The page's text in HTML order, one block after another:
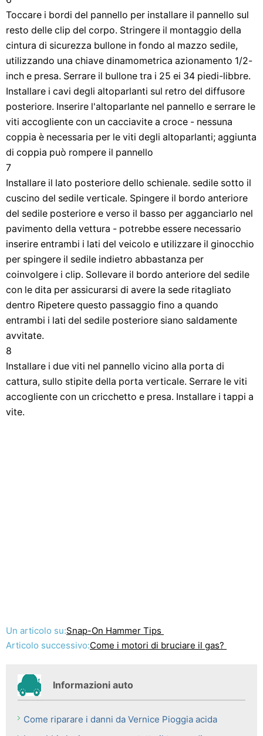
Toccare i bordi del pannello per installare il pannello sul
resto delle clip del corpo. Stringere il montaggio della
cintura di sicurezza bullone in fondo al mazzo sedile,
utilizzando una chiave dinamometrica azionamento 1/2-
inch e presa. Serrare il bullone tra i 25 ei 34 piedi-libbre.
Installare i cavi degli altoparlanti sul retro del diffusore
posteriore. Inserire l'altoparlante nel pannello e serrare le
viti accogliente con un cacciavite a croce - nessuna
coppia è necessaria per le viti degli altoparlanti; aggiunta
di coppia può rompere il pannello
7
Installare il lato posteriore dello schienale. sedile sotto il
cuscino del sedile verticale. Spingere il bordo anteriore
del sedile posteriore e verso il basso per agganciarlo nel
pavimento della vettura - potrebbe essere necessario
inserire entrambi i lati del veicolo e utilizzare il ginocchio
per spingere il sedile indietro abbastanza per
coinvolgere i clip. Sollevare il bordo anteriore del sedile
con le dita per assicurarsi di avere la sede ritagliato
dentro Ripetere questo passaggio fino a quando
entrambi i lati del sedile posteriore siano saldamente
avvitate.
8
Installare i due viti nel pannello vicino alla porta di
cattura, sullo stipite della porta verticale. Serrare le viti
accogliente con un cricchetto e presa. Installare i tappi a
vite.
Un articolo su:Snap-On Hammer Tips
Articolo successivo:Come i motori di bruciare il gas?
Informazioni auto
Come riparare i danni da Vernice Pioggia acida